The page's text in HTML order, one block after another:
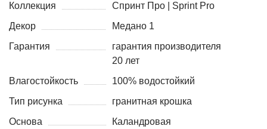
Коллекция
Спринт Про | Sprint Pro
Декор
Медано 1
Гарантия
гарантия производителя
20 лет
Влагостойкость
100% водостойкий
Тип рисунка
гранитная крошка
Основа
Каландровая